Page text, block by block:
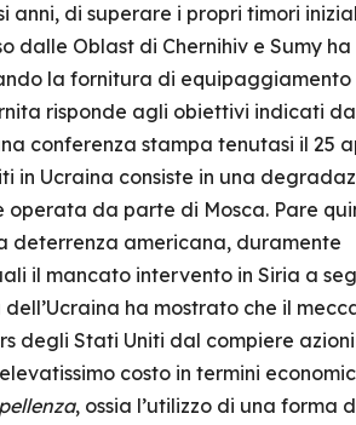
di superare i propri timori
dalle Oblast di Chernihiv e Sumy ha
la fornitura di equipaggiamento
risponde agli obiettivi indicati
conferenza stampa tenutasi il 25
in Ucraina consiste in una
da parte di Mosca. Pare
deterrenza americana, duramente
il mancato intervento in Siria a
ha mostrato che il
degli Stati Uniti dal compiere
costo in termini
, ossia l’utilizzo di una forma